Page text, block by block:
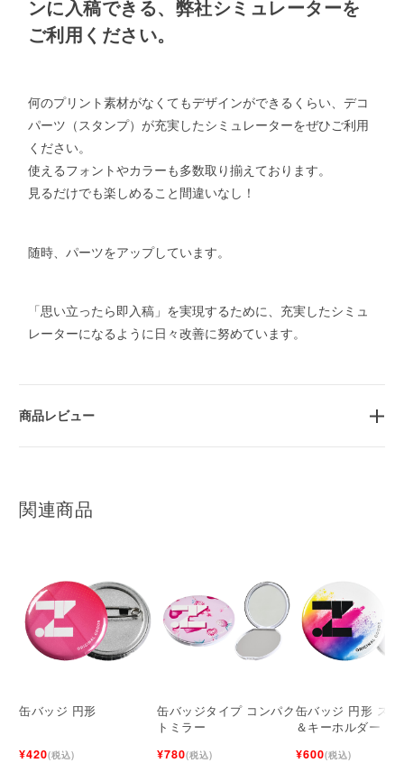
ンに入稿できる、弊社シミュレーターを
ご利用ください。
何のプリント素材がなくてもデザインができるくらい、デコ
パーツ（スタンプ）が充実したシミュレーターをぜひご利用
ください。
使えるフォントやカラーも多数取り揃えております。
見るだけでも楽しめること間違いなし！
随時、パーツをアップしています。
「思い立ったら即入稿」を実現するために、充実したシミュ
レーターになるように日々改善に努めています。
商品レビュー
関連商品
缶バッジ 円形
¥420(税込)
缶バッジタイプ コンパク
トミラー
¥780(税込)
缶バッジ 円形 スタ
＆キーホルダー
¥600(税込)